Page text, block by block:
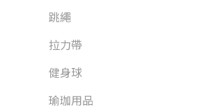
跳繩
拉力帶
健身球
瑜珈用品